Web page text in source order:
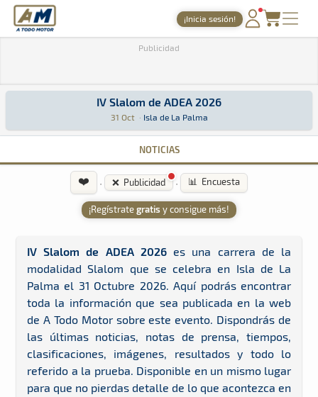
A Todo Motor · Revista del motor desde 1999
¡Inicia sesión!
AGENDA
GALERÍAS
TIENDA
ARCHIVO
2026 » Octubre
Publicidad
IV Slalom de ADEA 2026
IV Slalom de ADEA 2026
31 Oct · Isla de La Palma
Slalom · IV Slalom de ADEA 2026: Aquí podrás encontrar toda la
Isla de La Palma
NOTICIAS
❤️ · ❌ Publicidad · 📊 Encuesta
¡Regístrategratis y consigue más!
IV Slalom de ADEA 2026es una carrera de la
modalidad Slalom que se celebra en Isla de La
Palma el 31 Octubre 2026. Aquí podrás encontrar
toda la información que sea publicada en la web
de A Todo Motor sobre este evento. Dispondrás de
las últimas noticias, notas de prensa, tiempos,
clasificaciones, imágenes, resultados y todo lo
referido a la prueba. Disponible en un mismo lugar
para que no pierdas detalle de lo que acontezca en